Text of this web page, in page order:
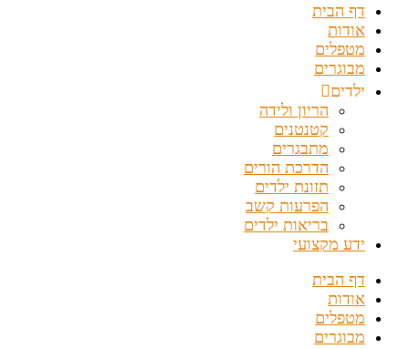
דף הבית
אודות
מטפלים
מבוגרים
ילדים
הריון ולידה
קטנטנים
מתבגרים
הדרכת הורים
תזונת ילדים
הפרעות קשב
בריאות ילדים
ידע מקצועי
דף הבית
אודות
מטפלים
מבוגרים